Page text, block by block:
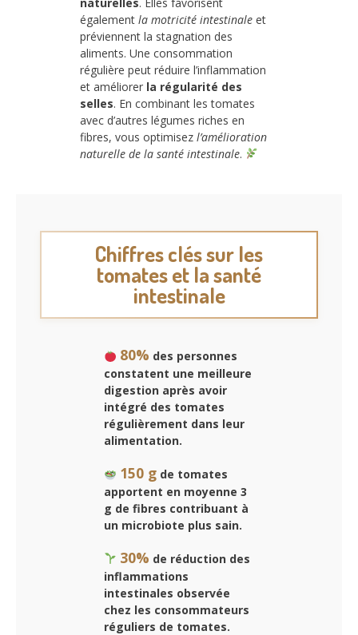
également la motricité intestinale et
préviennent la stagnation des
aliments. Une consommation
régulière peut réduire l’inflammation
et améliorer la régularité des
selles. En combinant les tomates
avec d’autres légumes riches en
fibres, vous optimisez l’amélioration
naturelle de la santé intestinale.
Chiffres clés sur les
tomates et la santé
intestinale
80% des personnes
constatent une meilleure
digestion après avoir
intégré des tomates
régulièrement dans leur
alimentation.
150 gde tomates
apportent en moyenne 3
g de fibres contribuant à
un microbiote plus sain.
30% de réduction des
inflammations
intestinales observée
chez les consommateurs
réguliers de tomates.